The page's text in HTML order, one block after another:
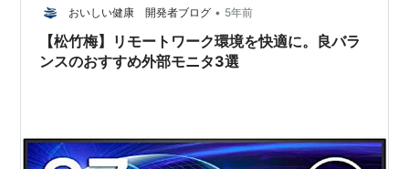
キサーのヘッドフォンアウトに接…
おいしい健康 開発者ブログ • 5年前
【松竹梅】リモートワーク環境を快適に。良バラ
ンスのおすすめ外部モニタ3選